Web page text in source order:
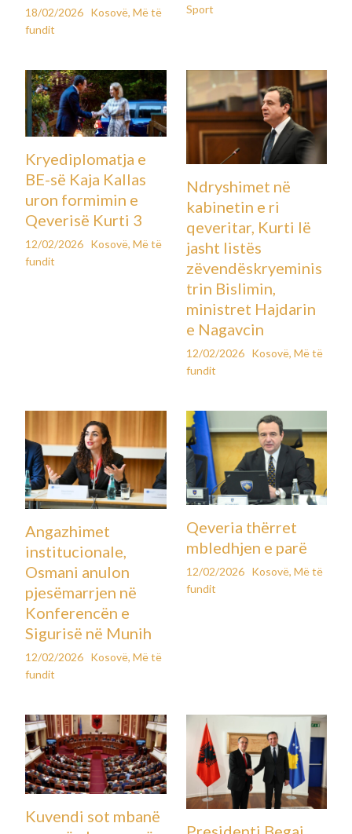
18/02/2026 Kosovë,Më të
fundit
Sport
Kryediplomatja e
BE-së Kaja Kallas
uron formimin e
Qeverisë Kurti 3
12/02/2026 Kosovë,Më të
fundit
Ndryshimet në
kabinetin e ri
qeveritar, Kurti lë
jasht listës
zëvendëskryeminis
trin Bislimin,
ministret Hajdarin
e Nagavcin
12/02/2026 Kosovë, Më të
fundit
Angazhimet
institucionale,
Osmani anulon
pjesëmarrjen në
Konferencën e
Sigurisë në Munih
12/02/2026 Kosovë,Më të
fundit
Qeveria thërret
mbledhjen e parë
12/02/2026 Kosovë, Më të
fundit
Kuvendi sot mbanë